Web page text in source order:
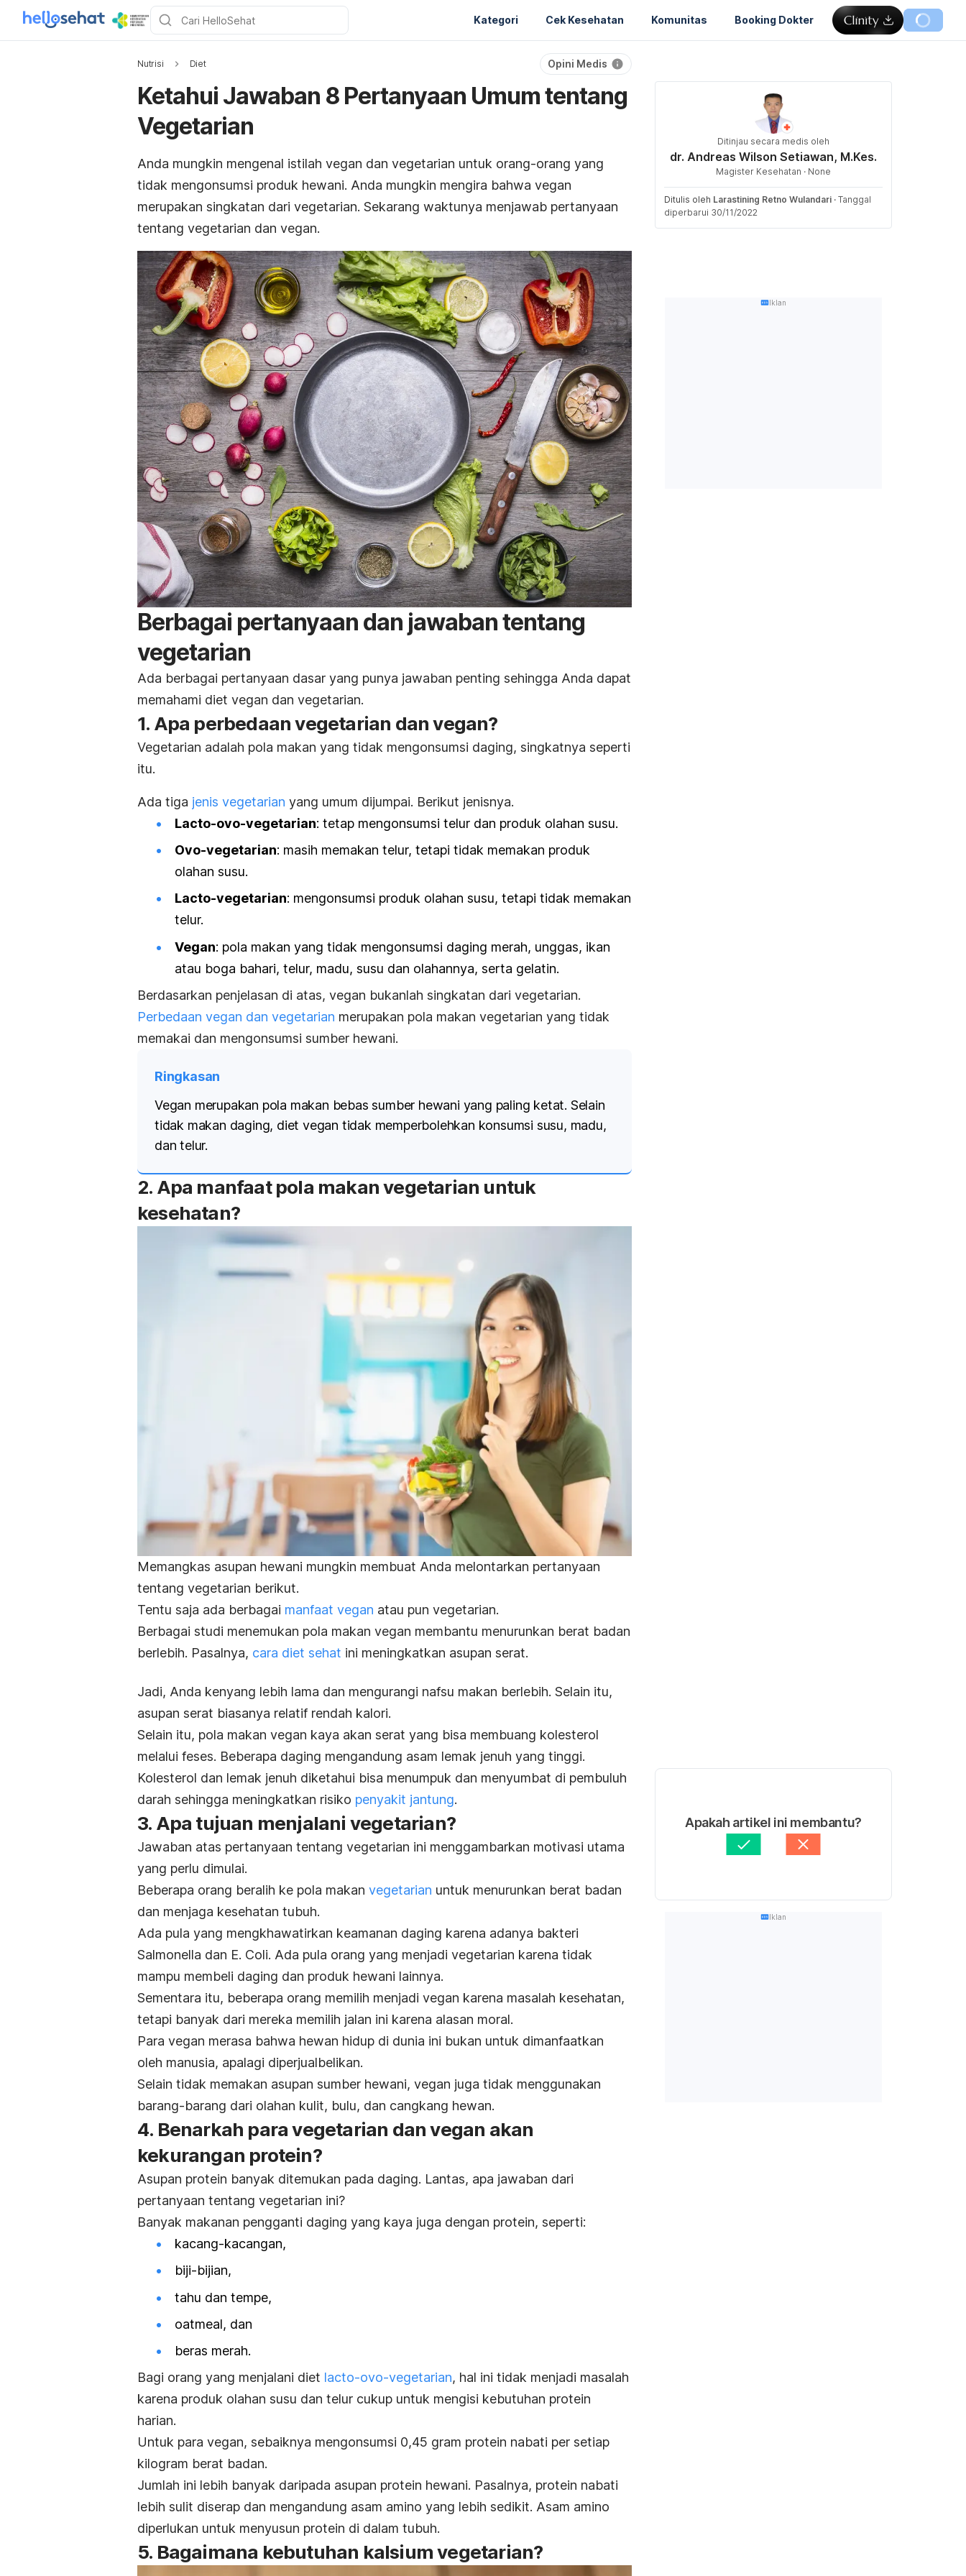
Kategori Cek Kesehatan Komunitas Booking Dokter
Nutrisi Diet Opini Medis
Ketahui Jawaban 8 Pertanyaan Umum tentang
Vegetarian
Anda mungkin mengenal istilah vegan dan vegetarian untuk orang-orang yang
tidak mengonsumsi produk hewani. Anda mungkin mengira bahwa vegan
merupakan singkatan dari vegetarian. Sekarang waktunya menjawab pertanyaan
tentang vegetarian dan vegan.
Berbagai pertanyaan dan jawaban tentang
vegetarian
Ada berbagai pertanyaan dasar yang punya jawaban penting sehingga Anda dapat
memahami diet vegan dan vegetarian.
1. Apa perbedaan vegetarian dan vegan?
Vegetarian adalah pola makan yang tidak mengonsumsi daging, singkatnya seperti
itu.
Ada tiga jenis vegetarian yang umum dijumpai. Berikut jenisnya.
Lacto-ovo-vegetarian: tetap mengonsumsi telur dan produk olahan susu.
Ovo-vegetarian: masih memakan telur, tetapi tidak memakan produk
olahan susu.
Lacto-vegetarian: mengonsumsi produk olahan susu, tetapi tidak memakan
telur.
Vegan: pola makan yang tidak mengonsumsi daging merah, unggas, ikan
atau boga bahari, telur, madu, susu dan olahannya, serta gelatin.
Berdasarkan penjelasan di atas, vegan bukanlah singkatan dari vegetarian.
Perbedaan vegan dan vegetarian merupakan pola makan vegetarian yang tidak
memakai dan mengonsumsi sumber hewani.
Ringkasan
Vegan merupakan pola makan bebas sumber hewani yang paling ketat. Selain
tidak makan daging, diet vegan tidak memperbolehkan konsumsi susu, madu,
dan telur.
2. Apa manfaat pola makan vegetarian untuk
kesehatan?
Memangkas asupan hewani mungkin membuat Anda melontarkan pertanyaan
tentang vegetarian berikut.
Tentu saja ada berbagai manfaat vegan atau pun vegetarian.
Berbagai studi menemukan pola makan vegan membantu menurunkan berat badan
berlebih. Pasalnya, cara diet sehat ini meningkatkan asupan serat.
Jadi, Anda kenyang lebih lama dan mengurangi nafsu makan berlebih. Selain itu,
asupan serat biasanya relatif rendah kalori.
Selain itu, pola makan vegan kaya akan serat yang bisa membuang kolesterol
melalui feses. Beberapa daging mengandung asam lemak jenuh yang tinggi.
Kolesterol dan lemak jenuh diketahui bisa menumpuk dan menyumbat di pembuluh
darah sehingga meningkatkan risiko penyakit jantung.
3. Apa tujuan menjalani vegetarian?
Jawaban atas pertanyaan tentang vegetarian ini menggambarkan motivasi utama
yang perlu dimulai.
Beberapa orang beralih ke pola makan vegetarian untuk menurunkan berat badan
dan menjaga kesehatan tubuh.
Ada pula yang mengkhawatirkan keamanan daging karena adanya bakteri
Salmonella dan E. Coli. Ada pula orang yang menjadi vegetarian karena tidak
mampu membeli daging dan produk hewani lainnya.
Sementara itu, beberapa orang memilih menjadi vegan karena masalah kesehatan,
tetapi banyak dari mereka memilih jalan ini karena alasan moral.
Para vegan merasa bahwa hewan hidup di dunia ini bukan untuk dimanfaatkan
oleh manusia, apalagi diperjualbelikan.
Selain tidak memakan asupan sumber hewani, vegan juga tidak menggunakan
barang-barang dari olahan kulit, bulu, dan cangkang hewan.
4. Benarkah para vegetarian dan vegan akan
kekurangan protein?
Asupan protein banyak ditemukan pada daging. Lantas, apa jawaban dari
pertanyaan tentang vegetarian ini?
Banyak makanan pengganti daging yang kaya juga dengan protein, seperti:
kacang-kacangan,
biji-bijian,
tahu dan tempe,
oatmeal, dan
beras merah.
Bagi orang yang menjalani diet lacto-ovo-vegetarian, hal ini tidak menjadi masalah
karena produk olahan susu dan telur cukup untuk mengisi kebutuhan protein
harian.
Untuk para vegan, sebaiknya mengonsumsi 0,45 gram protein nabati per setiap
kilogram berat badan.
Jumlah ini lebih banyak daripada asupan protein hewani. Pasalnya, protein nabati
lebih sulit diserap dan mengandung asam amino yang lebih sedikit. Asam amino
diperlukan untuk menyusun protein di dalam tubuh.
5. Bagaimana kebutuhan kalsium vegetarian?
Ditinjau secara medis oleh
dr. Andreas Wilson Setiawan, M.Kes.
Magister Kesehatan · None
Ditulis oleh Larastining Retno Wulandari · Tanggal
diperbarui 30/11/2022
Iklan
Apakah artikel ini membantu?
Iklan